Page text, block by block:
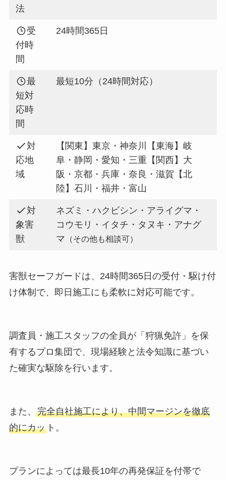
法
受
付時
間
24時間365日
最
短対
応時
間
最短10分（24時間対応）
対
応地
域
【関東】東京・神奈川【東海】岐
阜・静岡・愛知・三重【関西】大
阪・京都・兵庫・奈良・滋賀【北
陸】石川・福井・富山
対
象害
獣
ネズミ・ハクビシン・アライグマ・
コウモリ・イタチ・タヌキ・アナグ
マ （その他も相談可）
害獣セーフガードは、24時間365日の受付・駆け付
け体制で、即日施工にも柔軟に対応可能です。
調査員・施工スタッフの全員が「狩猟免許」を保
有するプロ集団で、現場経験と法令知識に基づい
た確実な駆除を行います。
また、 完全自社施工により、中間マージンを徹底
的にカット。
プランによっては最長10年の再発保証を付帯で